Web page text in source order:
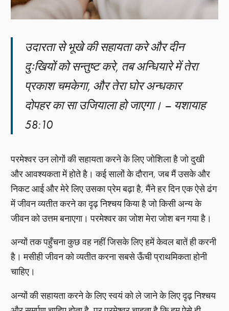
उदारता से भूखे की सहायता करे और दीन
दुःखियों को सन्तुष्ट करे, तब अन्धियारे में तेरा
प्रकाश चमकेगा, और तेरा घोर अन्धकार
दोपहर का सा उजियाला हो जाएगा। – यशायाह
58:10
परमेश्वर उन लोगों की सहायता करने के लिए जोशिला है जो दुखी
और आवश्यकता में होते है। कई सालों के दौरान, जब मैं उसके और
निकट आई और मेरे लिए उसका प्रेम बढ़ा है, मैंने हर दिन एक ऐसे ढंग
में जीवन व्यतीत करने का दृढ़ निश्चय किया है जो किसी अन्य के
जीवन को उत्तम बनाएगा। परमेश्वर का जोश मेरा जोश बन गया है।
अन्यों तक पहुँचना कुछ वह नहीं जिसके लिए हमें केवल बातें ही करनी
है। मसीही जीवन को व्यतीत करना सबसे ऊँची प्राथमिकता होनी
चाहिए।
अन्यों की सहायता करने के लिए स्वयं को ले जाने के लिए दृढ़ निश्चय